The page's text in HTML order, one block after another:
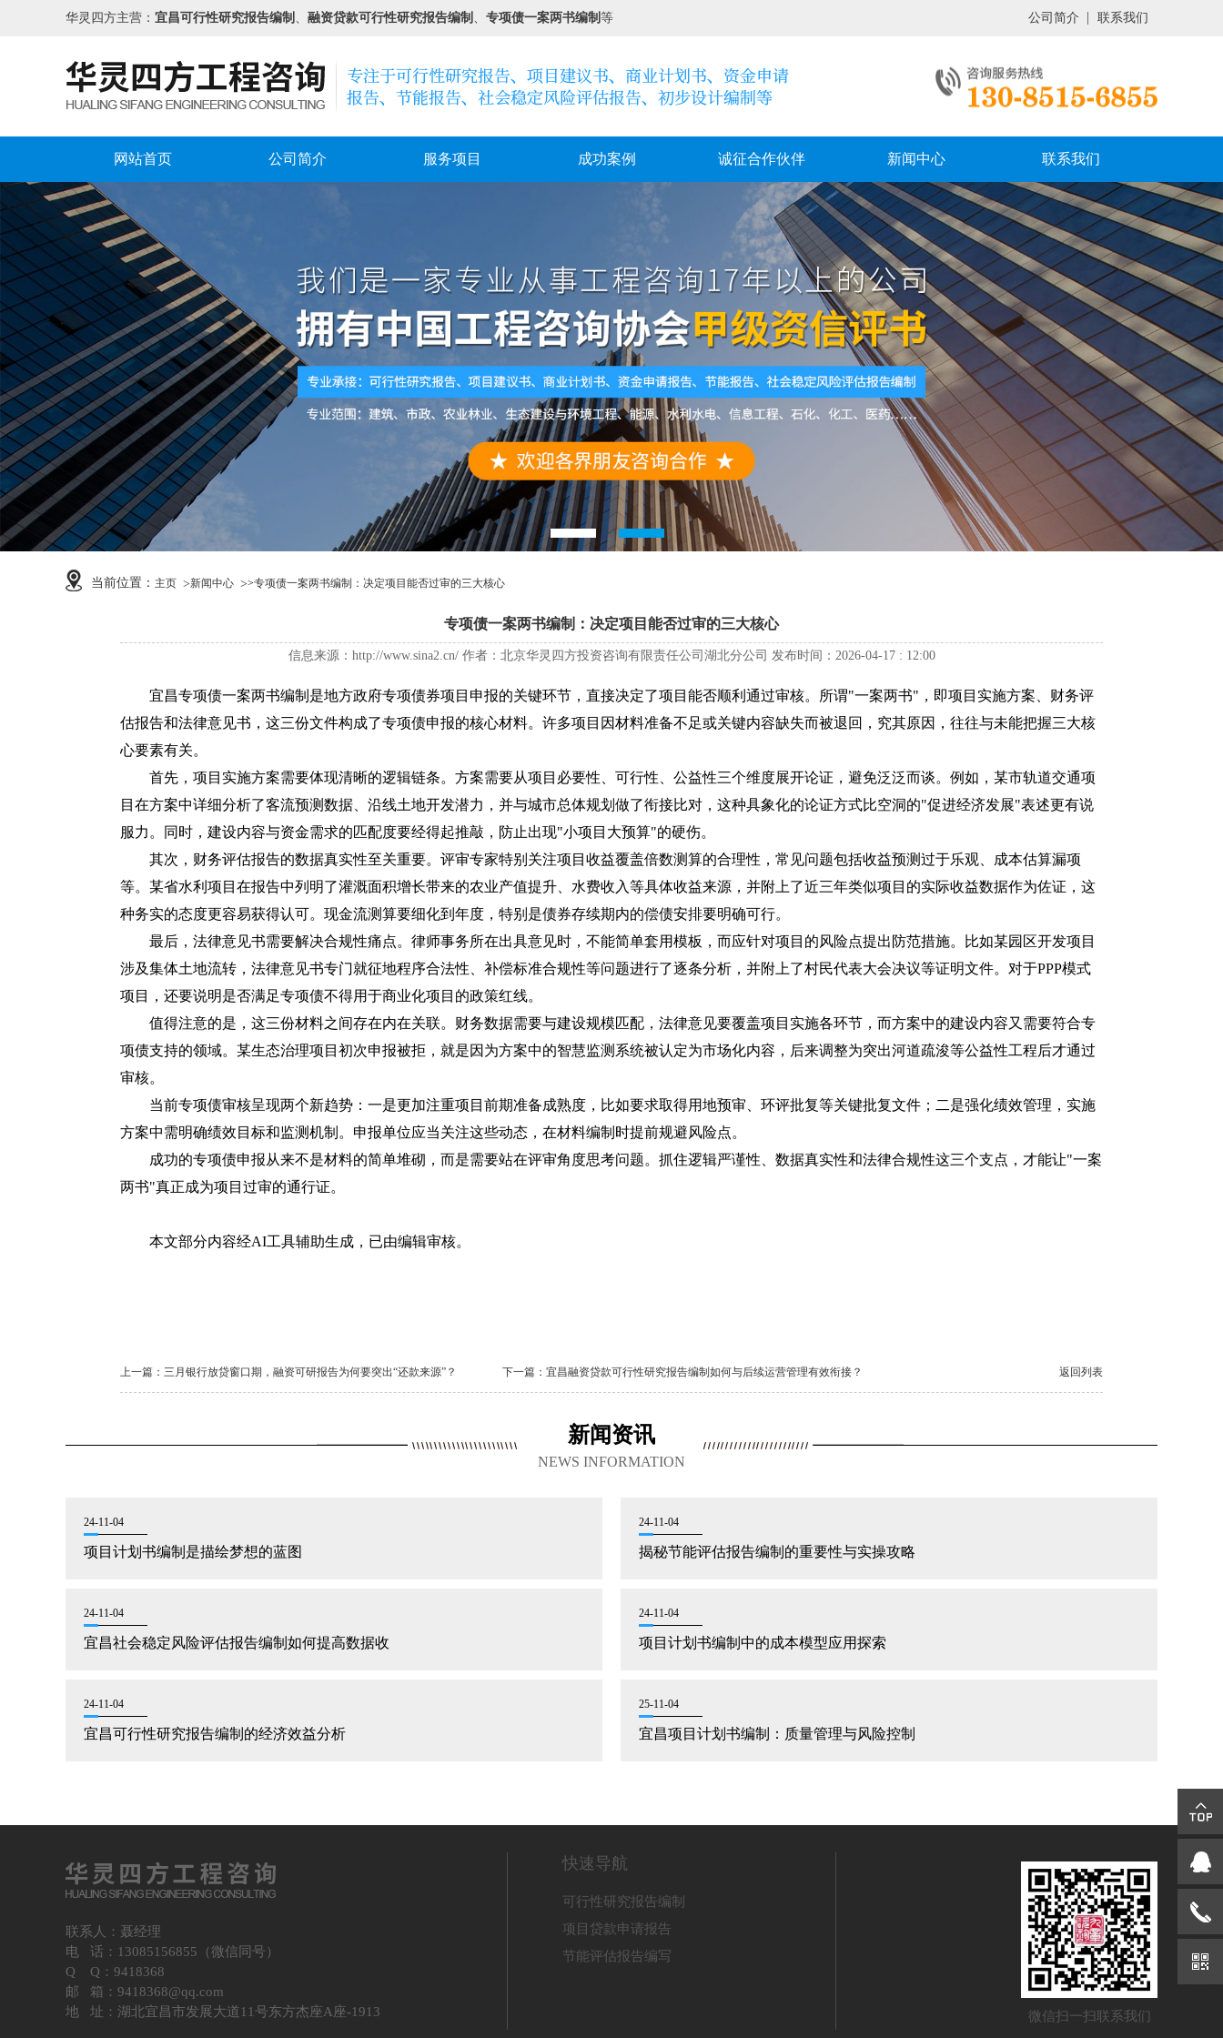
华灵四方主营： 宜昌可行性研究报告编制 、 融资贷款可行性研究报告编制 、 专项债一案两书编制 等 公司简介 联系我们
网站首页 公司简介 服务项目 成功案例 诚征合作伙伴 新闻中心 联系我们
当前位置： 主页 新闻中心 >专项债一案两书编制：决定项目能否过审的三大核心
专项债一案两书编制：决定项目能否过审的三大核心
信息来源：http://www.sina2.cn/ 作者：北京华灵四方投资咨询有限责任公司湖北分公司 发布时间：2026-04-17 : 12:00
宜昌专项债一案两书编制 是地方政府专项债券项目申报的关键环节，直接决定了项目能否顺利通过审核。所谓"一案两书"，即项目实施方案、财务评
估报告和法律意见书，这三份文件构成了专项债申报的核心材料。许多项目因材料准备不足或关键内容缺失而被退回，究其原因，往往与未能把握三大核
心要素有关。
首先，项目实施方案需要体现清晰的逻辑链条。方案需要从项目必要性、可行性、公益性三个维度展开论证，避免泛泛而谈。例如，某市轨道交通项
目在方案中详细分析了客流预测数据、沿线土地开发潜力，并与城市总体规划做了衔接比对，这种具象化的论证方式比空洞的"促进经济发展"表述更有说
服力。同时，建设内容与资金需求的匹配度要经得起推敲，防止出现"小项目大预算"的硬伤。
其次，财务评估报告的数据真实性至关重要。评审专家特别关注项目收益覆盖倍数测算的合理性，常见问题包括收益预测过于乐观、成本估算漏项
等。某省水利项目在报告中列明了灌溉面积增长带来的农业产值提升、水费收入等具体收益来源，并附上了近三年类似项目的实际收益数据作为佐证，这
种务实的态度更容易获得认可。现金流测算要细化到年度，特别是债券存续期内的偿债安排要明确可行。
最后，法律意见书需要解决合规性痛点。律师事务所在出具意见时，不能简单套用模板，而应针对项目的风险点提出防范措施。比如某园区开发项目
涉及集体土地流转，法律意见书专门就征地程序合法性、补偿标准合规性等问题进行了逐条分析，并附上了村民代表大会决议等证明文件。对于PPP模式
项目，还要说明是否满足专项债不得用于商业化项目的政策红线。
值得注意的是，这三份材料之间存在内在关联。财务数据需要与建设规模匹配，法律意见要覆盖项目实施各环节，而方案中的建设内容又需要符合专
项债支持的领域。某生态治理项目初次申报被拒，就是因为方案中的智慧监测系统被认定为市场化内容，后来调整为突出河道疏浚等公益性工程后才通过
审核。
当前专项债审核呈现两个新趋势：一是更加注重项目前期准备成熟度，比如要求取得用地预审、环评批复等关键批复文件；二是强化绩效管理，实施
方案中需明确绩效目标和监测机制。申报单位应当关注这些动态，在材料编制时提前规避风险点。
成功的专项债申报从来不是材料的简单堆砌，而是需要站在评审角度思考问题。抓住逻辑严谨性、数据真实性和法律合规性这三个支点，才能让"一案
两书"真正成为项目过审的通行证。
本文部分内容经AI工具辅助生成，已由编辑审核。
上一篇： 三月银行放贷窗口期，融资可研报告为何要突出“还款来源”？ 下一篇： 宜昌融资贷款可行性研究报告编制如何与后续运营管理有效衔接？ 返回列表
新闻资讯
NEWS INFORMATION
24-11-04
项目计划书编制是描绘梦想的蓝图
24-11-04
揭秘节能评估报告编制的重要性与实操攻略
24-11-04
宜昌社会稳定风险评估报告编制如何提高数据收
24-11-04
项目计划书编制中的成本模型应用探索
24-11-04
宜昌可行性研究报告编制的经济效益分析
25-11-04
宜昌项目计划书编制：质量管理与风险控制
联系人：聂经理
电 话：13085156855（微信同号）
Q Q：9418368
邮 箱：9418368@qq.com
地 址：湖北宜昌市发展大道11号东方杰座A座-1913
快速导航
可行性研究报告编制
项目贷款申请报告
节能评估报告编写
微信扫一扫联系我们